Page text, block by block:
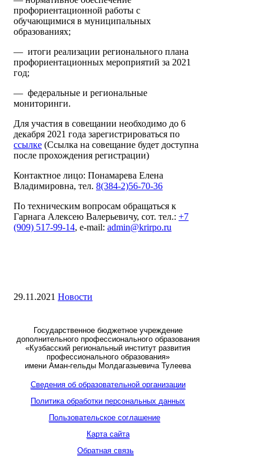
профориентационной работы с
обучающимися в муниципальных
образованиях;
— итоги реализации регионального плана
профориентационных мероприятий за 2021
год;
— федеральные и региональные
мониторинги.
Для участия в совещании необходимо до 6
декабря 2021 года зарегистрироваться по
ссылке (Ссылка на совещание будет доступна
после прохождения регистрации)
Контактное лицо: Понамарева Елена
Владимировна, тел. 8(384-2)56-70-36
По техническим вопросам обращаться к
Гарнага Алексею Валерьевичу, сот. тел.: +7
(909) 517-99-14, e-mail: admin@krirpo.ru
29.11.2021 Новости
Государственное бюджетное учреждение
дополнительного профессионального образования
«Кузбасский региональный институт развития
профессионального образования»
имени Аман-гельды Молдагазыевича Тулеева
Сведения об образовательной организации
Политика обработки персональных данных
Пользовательское соглашение
Карта сайта
Обратная связь